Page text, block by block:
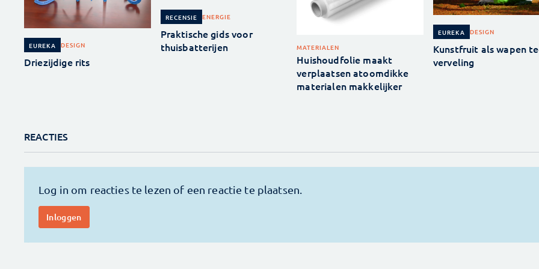
EUREKA DESIGN
Driezijdige rits
RECENSIE ENERGIE
Praktische gids voor
thuisbatterijen
MATERIALEN
Huishoudfolie maakt
verplaatsen atoomdikke
materialen makkelijker
EUREKA DESIGN
Kunstfruit als wapen
verveling
REACTIES